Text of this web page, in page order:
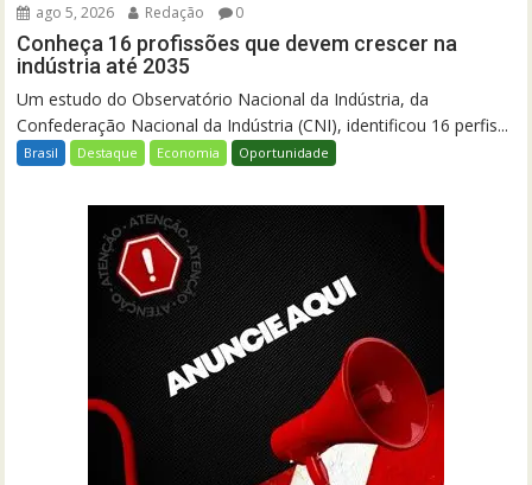
ago 5, 2026 Redação 0
Conheça 16 profissões que devem crescer na
indústria até 2035
Um estudo do Observatório Nacional da Indústria, da
Confederação Nacional da Indústria (CNI), identificou 16 perfis...
Brasil Destaque Economia Oportunidade